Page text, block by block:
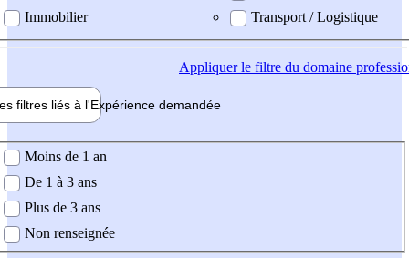
Immobilier
Transport / Logistique
Appliquerle filtre du domaine
filtres liés à l'Expérience demandée
demandée
Moins de 1 an
De 1 à 3 ans
Plus de 3 ans
Non renseignée